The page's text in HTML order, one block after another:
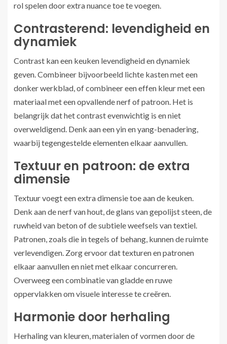
rol spelen door extra nuance toe te voegen.
Contrasterend: levendigheid en
dynamiek
Contrast kan een keuken levendigheid en dynamiek
geven. Combineer bijvoorbeeld lichte kasten met een
donker werkblad, of combineer een effen kleur met een
materiaal met een opvallende nerf of patroon. Het is
belangrijk dat het contrast evenwichtig is en niet
overweldigend. Denk aan een yin en yang-benadering,
waarbij tegengestelde elementen elkaar aanvullen.
Textuur en patroon: de extra
dimensie
Textuur voegt een extra dimensie toe aan de keuken.
Denk aan de nerf van hout, de glans van gepolijst steen, de
ruwheid van beton of de subtiele weefsels van textiel.
Patronen, zoals die in tegels of behang, kunnen de ruimte
verlevendigen. Zorg ervoor dat texturen en patronen
elkaar aanvullen en niet met elkaar concurreren.
Overweeg een combinatie van gladde en ruwe
oppervlakken om visuele interesse te creëren.
Harmonie door herhaling
Herhaling van kleuren, materialen of vormen door de